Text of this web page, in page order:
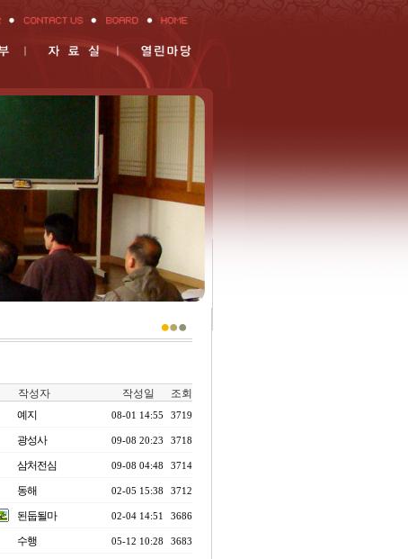
작성자 작성일 조회
예지 08-01 14:55 3719
광성사 09-08 20:23 3718
삼처전심 09-08 04:48 3714
동해 02-05 15:38 3712
된둡될마 02-04 14:51 3686
수행 05-12 10:28 3683